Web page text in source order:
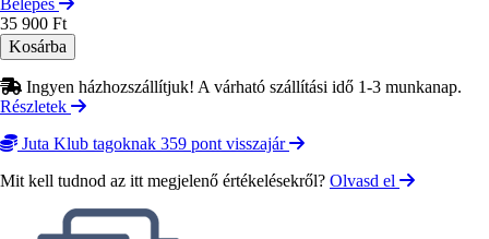
35 900 Ft
Ingyen házhozszállítjuk! A várható szállítási idő 1-3 munkanap.
Részletek
Juta Klub tagoknak 359 pont visszajár
Mit kell tudnod az itt megjelenő értékelésekről? Olvasd el